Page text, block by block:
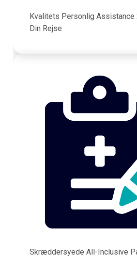
Kvalitets Personlig Assistance
Din Rejse
Skræddersyede All-Inclusive